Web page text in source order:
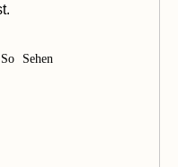
Sehen